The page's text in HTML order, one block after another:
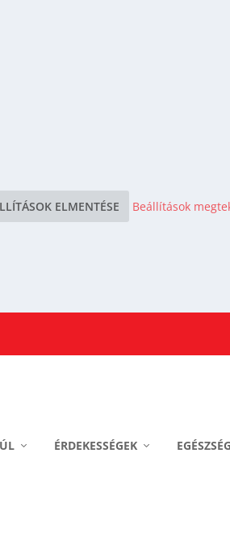
ELMENTÉSE Beállítások
ÉRDEKESSÉGEK